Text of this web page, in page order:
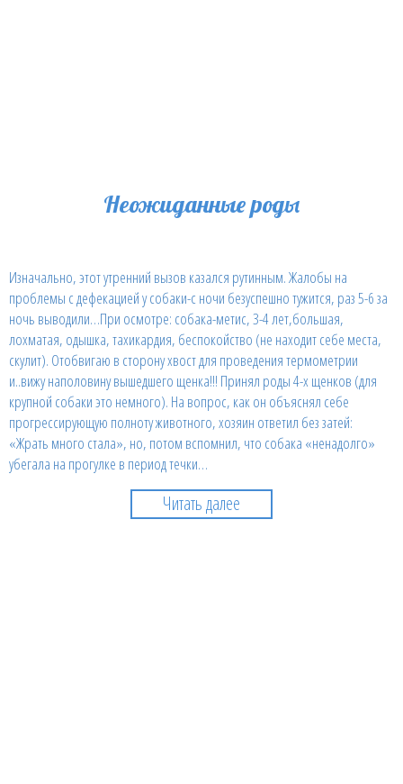
Неожиданные роды
Изначально, этот утренний вызов казался рутинным. Жалобы на
проблемы с дефекацией у собаки-с ночи безуспешно тужится, раз 5-6 за
ночь выводили…При осмотре: собака-метис, 3-4 лет,большая,
лохматая, одышка, тахикардия, беспокойство (не находит себе места,
скулит). Отобвигаю в сторону хвост для проведения термометрии
и..вижу наполовину вышедшего щенка!!! Принял роды 4-х щенков (для
крупной собаки это немного). На вопрос, как он объяснял себе
прогрессирующую полноту животного, хозяин ответил без затей:
«Жрать много стала», но, потом вспомнил, что собака «ненадолго»
убегала на прогулке в период течки…
Читать далее